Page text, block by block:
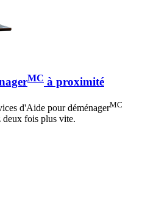
MC à proximité
d'Aide pour déménagerMC
deux fois plus vite.